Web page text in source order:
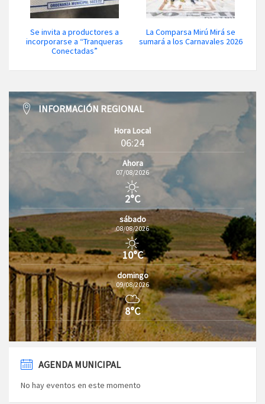
Se invita a productores a
incorporarse a “Tranqueras
Conectadas”
La Comparsa Mirú Mirá se
sumará a los Carnavales 2026
INFORMACIÓN REGIONAL
Hora Local
06:24
Ahora
07/08/2026
2°C
sábado
08/08/2026
10°C
domingo
09/08/2026
8°C
AGENDA MUNICIPAL
No hay eventos en este momento